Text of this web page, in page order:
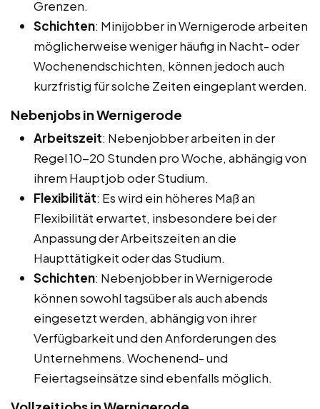
Grenzen.
Schichten: Minijobber in Wernigerode arbeiten
möglicherweise weniger häufig in Nacht- oder
Wochenendschichten, können jedoch auch
kurzfristig für solche Zeiten eingeplant werden.
Nebenjobs in Wernigerode
Arbeitszeit: Nebenjobber arbeiten in der
Regel 10-20 Stunden pro Woche, abhängig von
ihrem Hauptjob oder Studium.
Flexibilität: Es wird ein höheres Maß an
Flexibilität erwartet, insbesondere bei der
Anpassung der Arbeitszeiten an die
Haupttätigkeit oder das Studium.
Schichten: Nebenjobber in Wernigerode
können sowohl tagsüber als auch abends
eingesetzt werden, abhängig von ihrer
Verfügbarkeit und den Anforderungen des
Unternehmens. Wochenend- und
Feiertagseinsätze sind ebenfalls möglich.